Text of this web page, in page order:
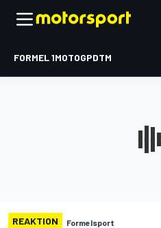
FORMEL 1MOTOGPDTM
REAKTION Formelsport